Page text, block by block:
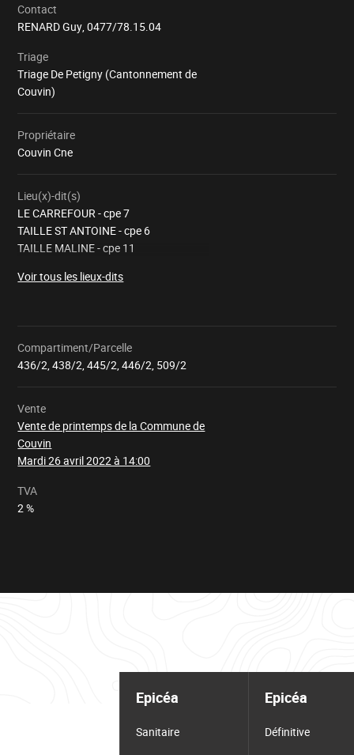
Contact
RENARD Guy,0477/78.15.04
Triage
Triage De Petigny (Cantonnement de
Couvin)
Propriétaire
Couvin Cne
Lieu(x)-dit(s)
LE CARREFOUR - cpe 7
TAILLE ST ANTOINE - cpe 6
TAILLE MALINE - cpe 11
LA CASSINE - cpe 11
Voir tous les lieux-dits
Compartiment/Parcelle
436/2, 438/2, 445/2, 446/2, 509/2
Vente
Vente de printemps de la Commune de
Couvin
Mardi 26 avril 2022 à 14:00
Chargement
TVA
2 %
Epicéa Epicéa
Sanitaire Définitive